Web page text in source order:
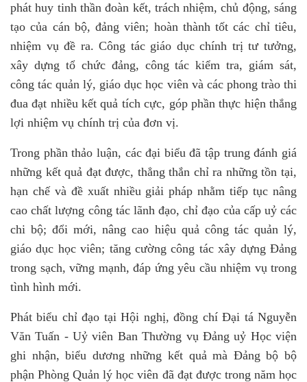
phát huy tinh thần đoàn kết, trách nhiệm, chủ động, sáng
tạo của cán bộ, đảng viên; hoàn thành tốt các chỉ tiêu,
nhiệm vụ đề ra. Công tác giáo dục chính trị tư tưởng,
xây dựng tổ chức đảng, công tác kiểm tra, giám sát,
công tác quản lý, giáo dục học viên và các phong trào thi
đua đạt nhiều kết quả tích cực, góp phần thực hiện thắng
lợi nhiệm vụ chính trị của đơn vị.
Trong phần thảo luận, các đại biểu đã tập trung đánh giá
những kết quả đạt được, thẳng thắn chỉ ra những tồn tại,
hạn chế và đề xuất nhiều giải pháp nhằm tiếp tục nâng
cao chất lượng công tác lãnh đạo, chỉ đạo của cấp uỷ các
chi bộ; đổi mới, nâng cao hiệu quả công tác quản lý,
giáo dục học viên; tăng cường công tác xây dựng Đảng
trong sạch, vững mạnh, đáp ứng yêu cầu nhiệm vụ trong
tình hình mới.
Phát biểu chỉ đạo tại Hội nghị, đồng chí Đại tá Nguyễn
Văn Tuấn - Uỷ viên Ban Thường vụ Đảng uỷ Học viện
ghi nhận, biểu dương những kết quả mà Đảng bộ bộ
phận Phòng Quản lý học viên đã đạt được trong năm học